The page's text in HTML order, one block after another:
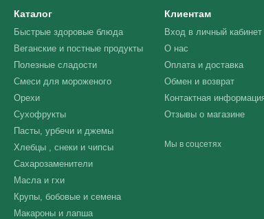
Каталог
Быстрые здоровые блюда
Веганские и постные продукты
Полезные сладости
Смеси для мороженого
Орехи
Сухофрукты
Пасты, урбечи и джемы
Хлебцы , снеки и чипсы
Сахарозаменители
Масла и гхи
Крупы, бобовые и семена
Макароны и лапша
Клиентам
Вход в личный кабинет
О нас
Оплата и доставка
Обмен и возврат
Контактная
Отзывы о магазине
Мы в соцсетях